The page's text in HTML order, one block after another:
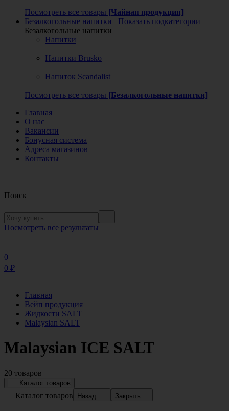
Посмотреть все товары [Чайная продукция]
Безалкогольные напитки
Показать подкатегории
Безалкогольные напитки
Напитки
Напитки Brusko
Напиток Scandalist
Посмотреть все товары [Безалкогольные напитки]
Главная
О нас
Вакансии
Бонусная система
Адреса магазинов
Контакты
Поиск
Посмотреть все результаты
0
0 ₽
Главная
Вейп продукция
Жидкости SALT
Malaysian SALT
Malaysian ICE SALT
20 товаров
Каталог товаров
Каталог товаров Назад Закрыть